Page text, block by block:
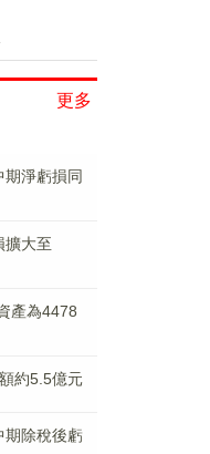
更多
期淨虧損同
擴大至
產為4478
約5.5億元
期除稅後虧